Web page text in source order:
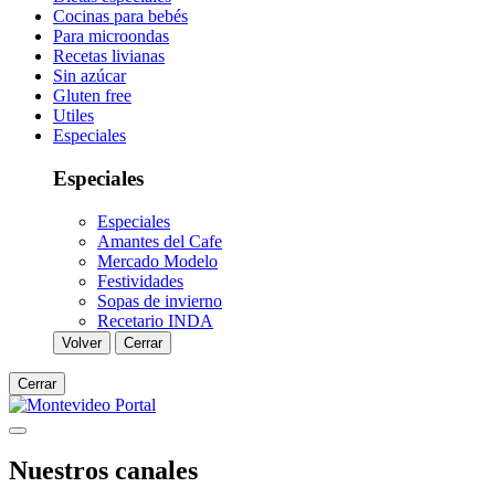
Cocinas para bebés
Para microondas
Recetas livianas
Sin azúcar
Gluten free
Utiles
Especiales
Especiales
Especiales
Amantes del Cafe
Mercado Modelo
Festividades
Sopas de invierno
Recetario INDA
Volver Cerrar
Cerrar
Nuestros canales